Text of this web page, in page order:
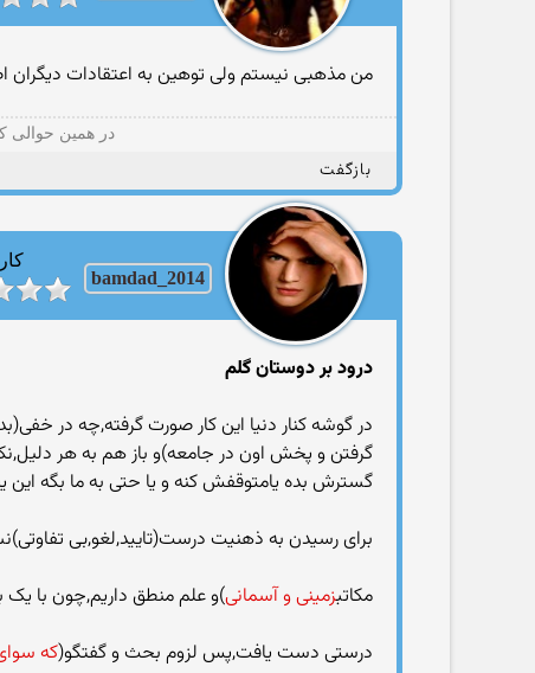
من مذهبی نیستم ولی توهین به اعتقادات دیگران
در همین حوالی
بازگفت
bamdad_2014
درود بر دوستان گلم
در گوشه کنار دنیا این کار صورت گرفته,چه در
گرفتن و پخش اون در جامعه)و باز هم به هر
گسترش بده یامتوقفش کنه و یا حتی به ما بگه این
برای رسیدن به ذهنیت درست(تایید,لغو,بی
مکاتبزمینی و آسمانی)و علم منطق داریم,چون با
درستی دست یافت,پس لزوم بحث و گفتگو(که